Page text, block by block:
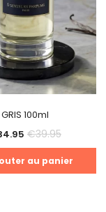
GRIS 100ml
€39.95
au panier